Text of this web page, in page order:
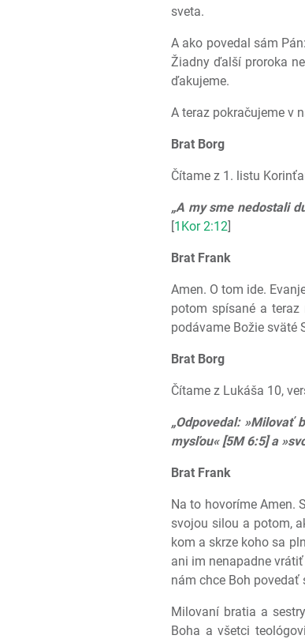
sveta.
A ako povedal sám Pán:
Žiadny ďalší proroka
ďakujeme.
A teraz pokračujeme v
Brat Borg
Čítame z 1. listu
„A my sme nedostali
[1Kor 2:12]
Brat Frank
Amen. O tom ide.
potom spísané a
podávame Božie sväté
Brat Borg
Čítame z Lukáša 10,
„Odpovedal: »Milovať
mysľou« [5M 6:5] a
Brat Frank
Na to hovoríme Amen.
svojou silou a potom,
kom a skrze koho sa
ani im nenapadne
nám chce Boh povedať
Milovaní bratia a
Boha a všetci